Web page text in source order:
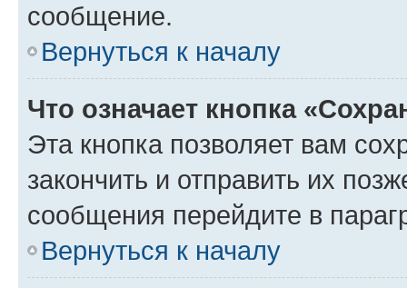
сообщение.
Вернуться к началу
Что означает кнопка
Эта кнопка позволяет вам
закончить и отправить их
сообщения перейдите в
Вернуться к началу